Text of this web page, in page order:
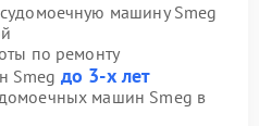
машину Smeg
по ремонту
Smeg до 3-х лет
машин Smeg в